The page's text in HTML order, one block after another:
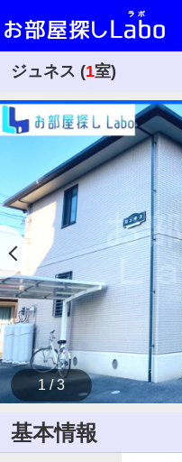
ジュネス (1室)
1 / 3
基本情報